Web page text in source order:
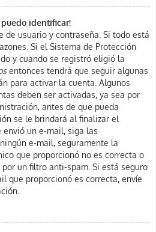
identificar!
de usuario y contraseña. Si todo está
Si el Sistema de Protección
y cuando se registró eligió la
entonces tendrá que seguir algunas
para activar la cuenta. Algunos
deben ser activadas, ya sea por
antes de que pueda
se le brindará al finalizar el
envió un e-mail, siga las
e-mail, seguramente la
que proporcionó no es correcta o
un filtro anti-spam. Si está seguro
que proporcionó es correcta, envíe